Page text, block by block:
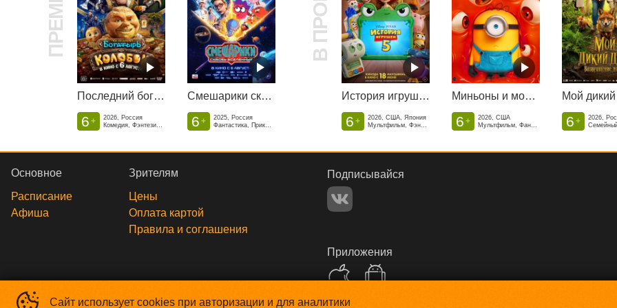
Последний богатырь. Колобок
6 +
2026, Россия
Смешарики сквозь вселенные
6 +
2025, Россия
История игрушек 5
6 +
2026, США, Япония
Миньоны и монстры
6 +
2026, США
6 +
2026,
Сайт использует cookies при авторизации и для аналитики
Основное
Расписание
Афиша
Зрителям
Цены
Оплата картой
Правила и соглашения
Подписывайся
Приложения